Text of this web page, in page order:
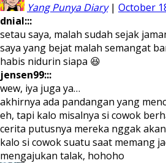
Yang Punya Diary| October
dnial:::
setau saya, malah sudah sejak
saya yang bejat malah semangat
habis nidurin siapa 😆
jensen99:::
wew, iya juga ya…
akhirnya ada pandangan yang
eh, tapi kalo misalnya si cowok
cerita putusnya mereka nggak
kalo si cowok suatu saat memang
mengajukan talak, hohoho